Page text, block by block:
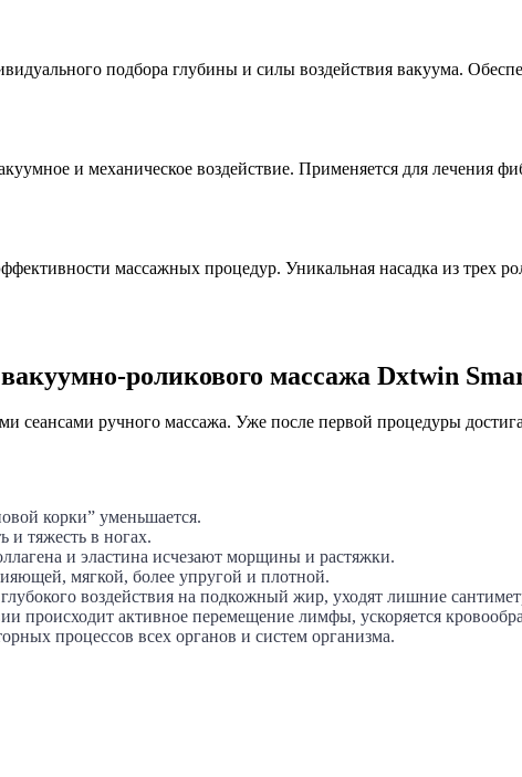
подбора глубины и силы воздействия вакуума.
и механическое воздействие. Применяется для лечения
массажных процедур. Уникальная насадка из трех
роликового массажа Dxtwin
сеансами ручного массажа. Уже после первой процедуры
корки” уменьшается.
и тяжесть в ногах.
и эластина исчезают морщины и растяжки.
мягкой, более упругой и плотной.
воздействия на подкожный жир, уходят лишние
происходит активное перемещение лимфы, ускоряется
процессов всех органов и систем организма.